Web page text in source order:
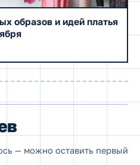
образов и идей платья
— можно оставить первый